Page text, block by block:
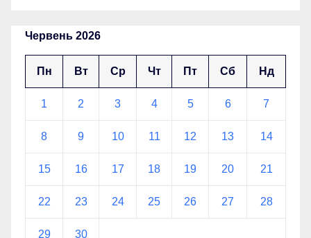
Червень 2026
Пн Вт Ср Чт Пт Сб Нд
1 2 3 4 5 6 7
8 9 10 11 12 13 14
15 16 17 18 19 20 21
22 23 24 25 26 27 28
29 30